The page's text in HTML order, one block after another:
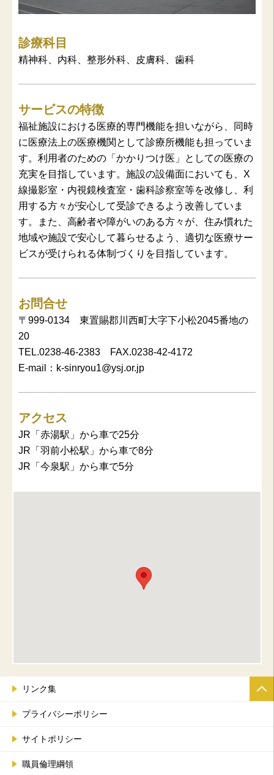
診療科目
精神科、内科、整形外科、皮膚科、歯科
サービスの特徴
福祉施設における医療的専門機能を担いながら、同時
に医療法上の医療機関として診療所機能も担っていま
す。利用者のための「かかりつけ医」としての医療の
充実を目指しています。施設の設備面においても、X
線撮影室・内視鏡検査室・歯科診察室等を改修し、利
用する方々が安心して受診できるよう改善していま
す。また、高齢者や障がいのある方々が、住み慣れた
地域や施設で安心して暮らせるよう、適切な医療サー
ビスが受けられる体制づくりを目指しています。
お問合せ
〒999-0134 東置賜郡川西町大字下小松2045番地の
20
TEL.0238-46-2383 FAX.0238-42-4172
E-mail：k-sinryou1@ysj.or.jp
アクセス
JR「赤湯駅」から車で25分
JR「羽前小松駅」から車で8分
JR「今泉駅」から車で5分
リンク集
プライバシーポリシー
サイトポリシー
職員倫理綱領